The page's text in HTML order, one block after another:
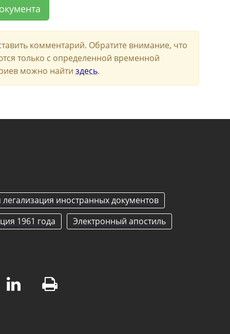
комментарий. Обратите внимание, что
только с определенной временной
можно найти здесь.
легализация иностранных документов
1961 года
Электронный апостиль